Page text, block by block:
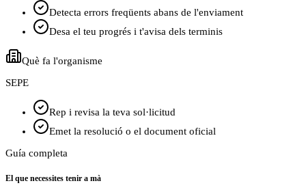
Detecta errors freqüents abans de l'enviament
Desa el teu progrés i t'avisa dels terminis
Què fa l'organisme
SEPE
Rep i revisa la teva sol·licitud
Emet la resolució o el document oficial
Guía completa
El que necessites tenir a mà